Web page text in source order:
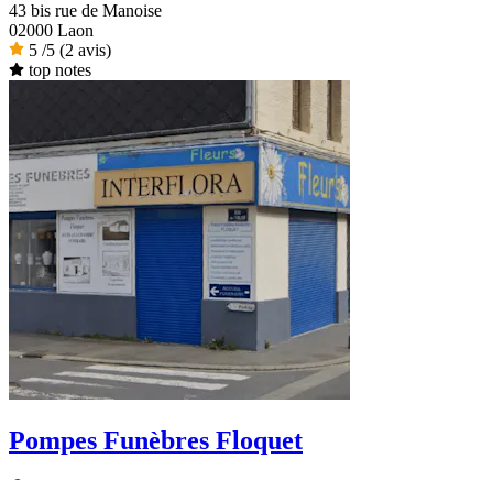
43 bis rue de Manoise
02000 Laon
5 /5 (2 avis)
top notes
Pompes Funèbres Floquet